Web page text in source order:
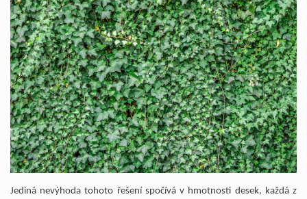
Jediná nevýhoda tohoto řešení spočívá v hmotnosti desek, každá z